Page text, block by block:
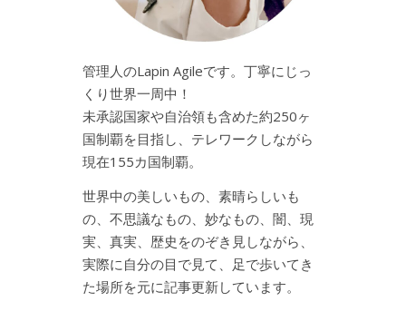
管理人のLapin Agileです。丁寧にじっ
くり世界一周中！
未承認国家や自治領も含めた約250ヶ
国制覇を目指し、テレワークしながら
現在155カ国制覇。
世界中の美しいもの、素晴らしいも
の、不思議なもの、妙なもの、闇、現
実、真実、歴史をのぞき見しながら、
実際に自分の目で見て、足で歩いてき
た場所を元に記事更新しています。